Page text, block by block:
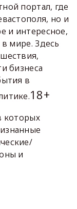
портал, где
но и
и интересное,
мире. Здесь
бизнеса
в
18+
которых
и